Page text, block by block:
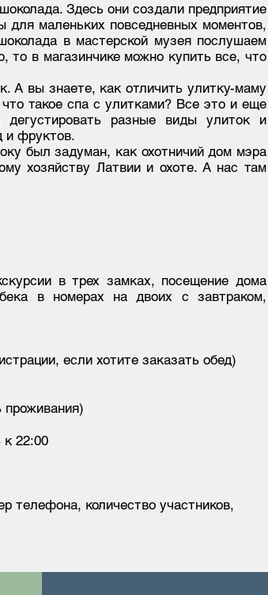
Здесь они создали предприятие
маленьких повседневных моментов,
в мастерской музея послушаем
в магазинчике можно купить все, что
​А вы знаете, как отличить улитку-маму
такое спа с улитками? Все это и еще
разные виды улиток и
и фруктов.
был задуман, как охотничий дом мэра
хозяйству Латвии и охоте. А нас там
в трех замках, посещение дома
в номерах на двоих с завтраком,
если хотите заказать обед)
проживания)
22:00
телефона, количество участников,